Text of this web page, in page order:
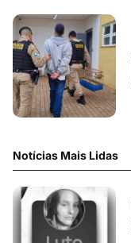
Notícias Mais Lidas